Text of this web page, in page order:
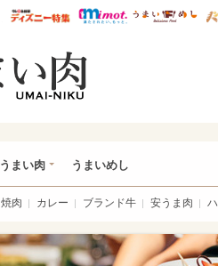
研
ハピママ* ウレぴあ総研 ディズニ
mimot.
まい肉 うまいめし
焼肉 カレー ブランド牛 安うま肉